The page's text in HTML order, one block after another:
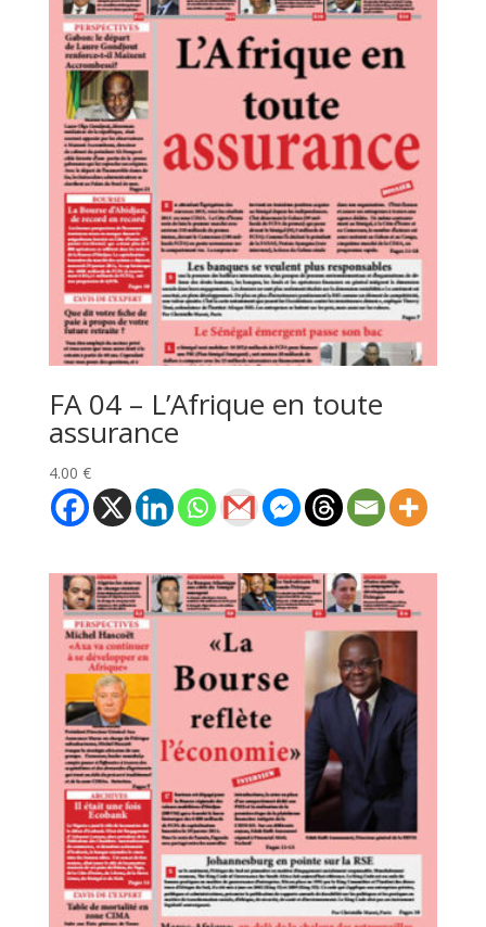
FA 04 – L’Afrique en toute
assurance
4.00 €